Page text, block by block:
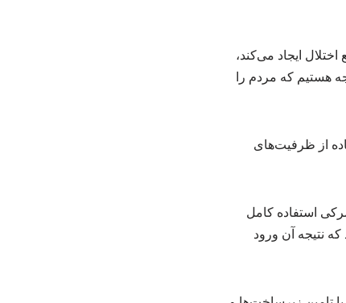
ایجاد می‌کند،
هستیم که مردم را
از ظرفیت‌های
استفاده کامل
که نتیجه آن ورود